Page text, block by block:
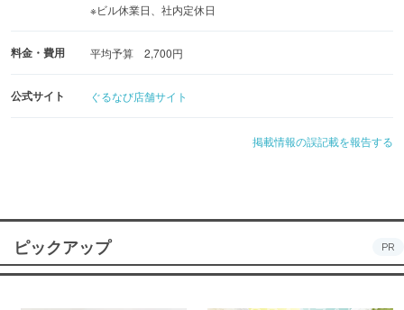
※ビル休業日、社内定休日
料金・費用 平均予算 2,700円
公式サイト ぐるなび店舗サイト
掲載情報の誤記載を報告する
ピックアップ PR